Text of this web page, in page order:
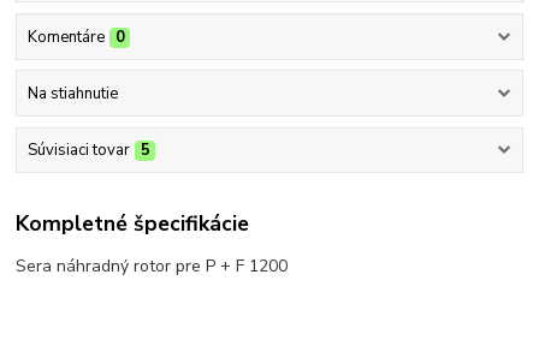
Komentáre 0
Na stiahnutie
Súvisiaci tovar 5
Kompletné špecifikácie
Sera náhradný rotor pre P + F 1200